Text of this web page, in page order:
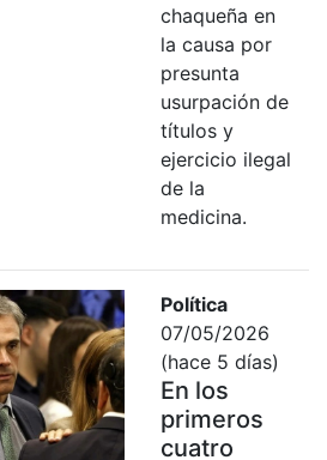
chaqueña en
la causa por
presunta
usurpación de
títulos y
ejercicio ilegal
de la
medicina.
Política
07/05/2026
(hace 5 días)
En los
primeros
cuatro